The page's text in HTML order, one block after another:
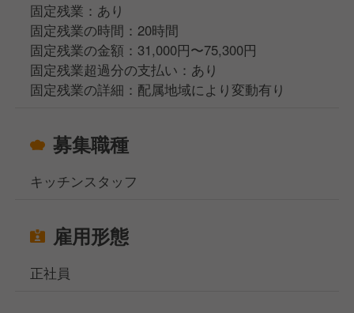
固定残業：あり
固定残業の時間：20時間
固定残業の金額：31,000円〜75,300円
固定残業超過分の支払い：あり
固定残業の詳細：配属地域により変動有り
募集職種
キッチンスタッフ
雇用形態
正社員